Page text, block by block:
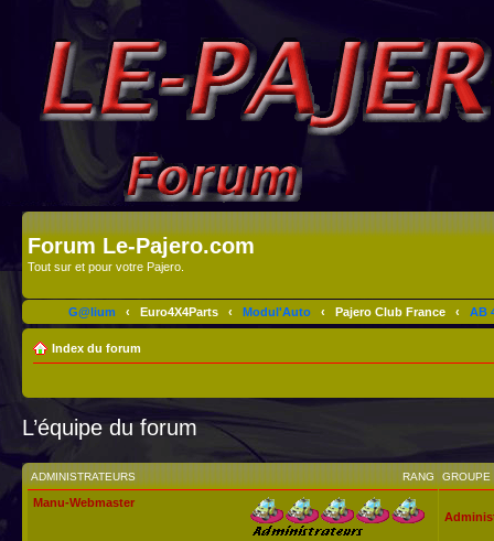
Forum Le-Pajero.com
Tout sur et pour votre Pajero.
G@lium ‹ Euro4X4Parts ‹ Modul'Auto ‹ Pajero Club France ‹ AB
Index du forum
L’équipe du forum
RANG
ADMINISTRATEURS GROUPE
Manu-Webmaster